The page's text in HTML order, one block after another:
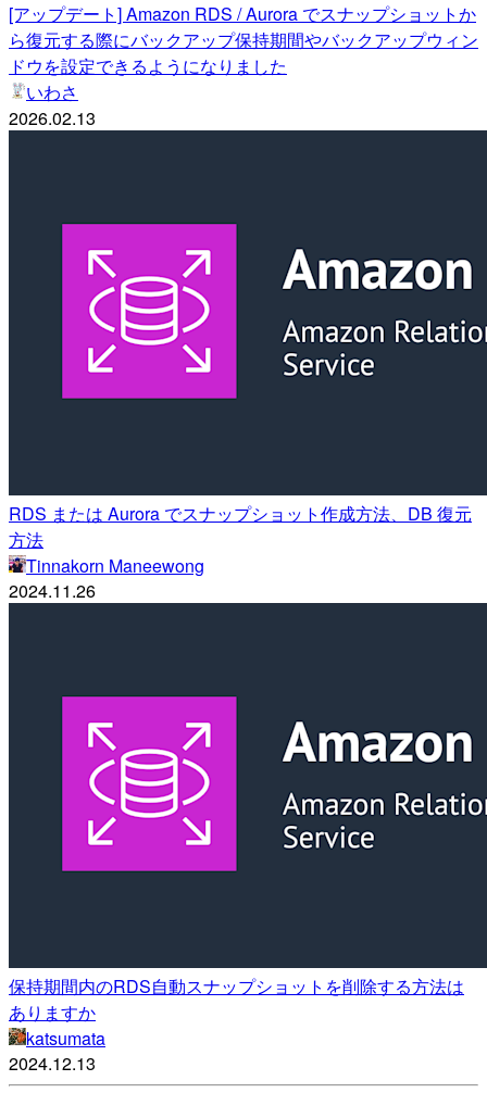
[アップデート] Amazon RDS / Aurora でスナップショットか
ら復元する際にバックアップ保持期間やバックアップウィン
ドウを設定できるようになりました
いわさ
2026.02.13
RDS または Aurora でスナップショット作成方法、DB 復元
方法
Tinnakorn Maneewong
2024.11.26
保持期間内のRDS自動スナップショットを削除する方法は
ありますか
katsumata
2024.12.13